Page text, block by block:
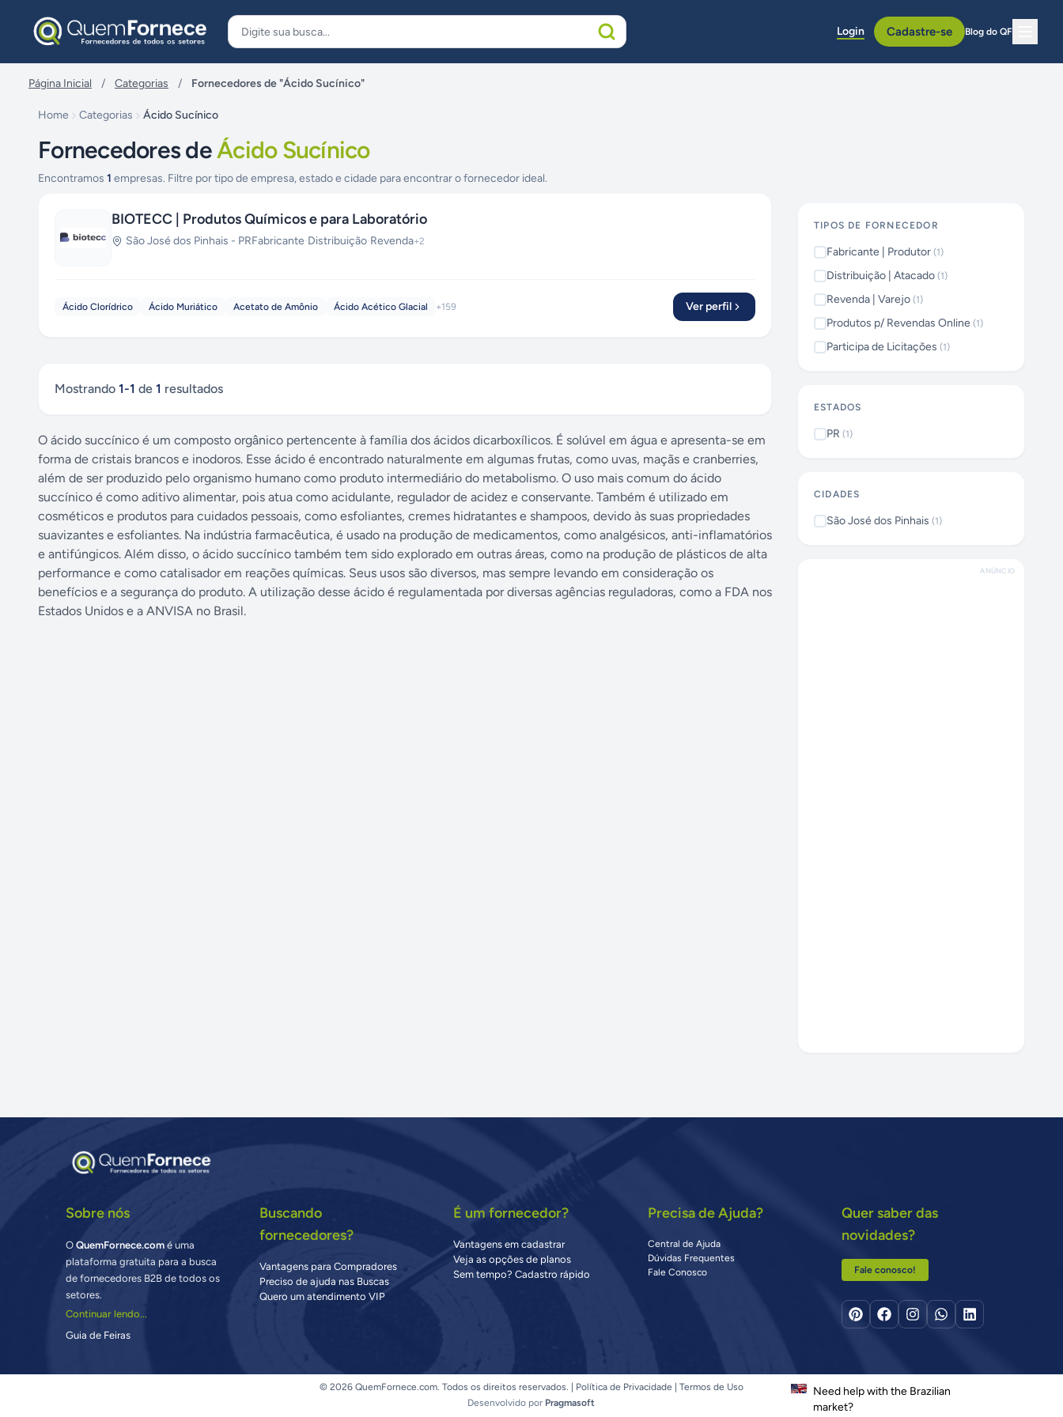
Login Cadastre-se Blog do QF
Página Inicial / Categorias / Fornecedores de "Ácido Sucínico"
Home Categorias Ácido Sucínico
Fornecedores deÁcido Sucínico
Encontramos 1 empresas. Filtre por tipo de empresa, estado e cidade para encontrar o fornecedor ideal.
BIOTECC | Produtos Químicos e para Laboratório
São José dos Pinhais - PRFabricante·Distribuição·Revenda+2
Ácido Clorídrico Ácido Muriático Acetato de Amônio Ácido Acético Glacial +159 Ver perfil
Mostrando 1-1 de 1 resultados
O ácido succínico é um composto orgânico pertencente à família dos ácidos dicarboxílicos. É solúvel em água e apresenta-se em
forma de cristais brancos e inodoros. Esse ácido é encontrado naturalmente em algumas frutas, como uvas, maçãs e cranberries,
além de ser produzido pelo organismo humano como produto intermediário do metabolismo. O uso mais comum do ácido
succínico é como aditivo alimentar, pois atua como acidulante, regulador de acidez e conservante. Também é utilizado em
cosméticos e produtos para cuidados pessoais, como esfoliantes, cremes hidratantes e shampoos, devido às suas propriedades
suavizantes e esfoliantes. Na indústria farmacêutica, é usado na produção de medicamentos, como analgésicos, anti-inflamatórios
e antifúngicos. Além disso, o ácido succínico também tem sido explorado em outras áreas, como na produção de plásticos de alta
performance e como catalisador em reações químicas. Seus usos são diversos, mas sempre levando em consideração os
benefícios e a segurança do produto. A utilização desse ácido é regulamentada por diversas agências reguladoras, como a FDA nos
Estados Unidos e a ANVISA no Brasil.
TIPOS DE FORNECEDOR
Fabricante | Produtor (1)
Distribuição | Atacado (1)
Revenda | Varejo (1)
Produtos p/ Revendas Online (1)
Participa de Licitações (1)
ESTADOS
PR (1)
CIDADES
São José dos Pinhais (1)
ANÚNCIO
Sobre nós
OQuemFornece.com é uma
plataforma gratuita para a busca
de fornecedores B2B de todos os
setores.
Continuar lendo...
Guia de Feiras
Buscando
fornecedores?
Vantagens para Compradores
Preciso de ajuda nas Buscas
Quero um atendimento VIP
É um fornecedor?
Vantagens em cadastrar
Veja as opções de planos
Sem tempo? Cadastro rápido
Precisa de Ajuda?
Central de Ajuda
Dúvidas Frequentes
Fale Conosco
Quer saber das
novidades?
Fale conosco!
© 2026 QuemFornece.com. Todos os direitos reservados. | Política de Privacidade
Termos de Uso
Desenvolvido por Pragmasoft
Need help with the Brazilian
market?